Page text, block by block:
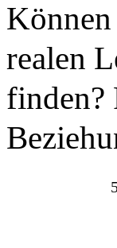
realen
finden?